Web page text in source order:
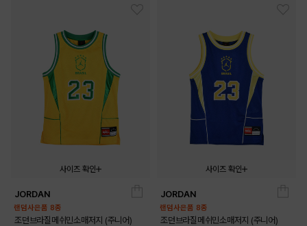
사이즈 확인
JORDAN
랜덤사은품 8종
조던브라질메쉬민소매저지 (주니어)
사이즈 확인
JORDAN
랜덤사은품 8종
조던브라질메쉬민소매저지 (주니어)